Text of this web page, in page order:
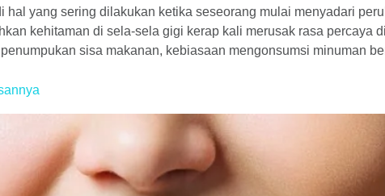
yang sering dilakukan ketika seseorang mulai menyadari
kehitaman di sela-sela gigi kerap kali merusak rasa percaya
sisa makanan, kebiasaan mengonsumsi minuman